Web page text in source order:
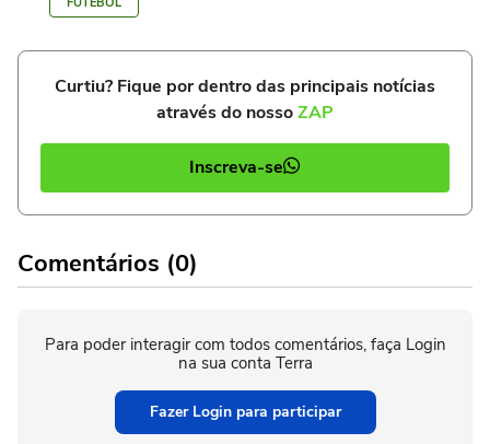
Curtiu? Fique por dentro das principais notícias
através do nossoZAP
Inscreva-se
Comentários (0)
Para poder interagir com todos comentários, faça Login
na sua conta Terra
Fazer Login para participar